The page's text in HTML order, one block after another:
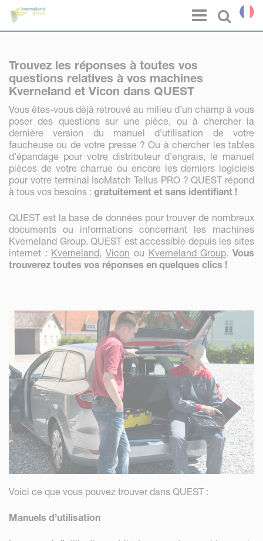
Select
Menu
Trouvez les réponses à toutes vos
questions relatives à vos machines
Kverneland et Vicon dans QUEST
Vous êtes-vous déjà retrouvé au milieu d’un champ à vous
poser des questions sur une pièce, ou à chercher la
dernière version du manuel d’utilisation de votre
faucheuse ou de votre presse ? Ou à chercher les tables
d’épandage pour votre distributeur d’engrais, le manuel
pièces de votre charrue ou encore les derniers logiciels
pour votre terminal IsoMatch Tellus PRO ? QUEST répond
à tous vos besoins : gratuitement et sans identifiant !
QUEST est la base de données pour trouver de nombreux
documents ou informations concernant les machines
Kverneland Group. QUEST est accessible depuis les sites
internet : Kverneland, Vicon ou Kverneland Group.Vous
trouverez toutes vos réponses en quelques clics !
Voici ce que vous pouvez trouver dans QUEST :
Manuels d’utilisation
Panneau de gestion des cookies